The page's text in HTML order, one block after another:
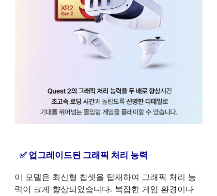
업그레이드된 그래픽 처리 능력
이 모델은 최신형 칩셋을 탑재하여 그래픽 처리 능
력이 크게 향상되었습니다. 복잡한 게임 환경이나